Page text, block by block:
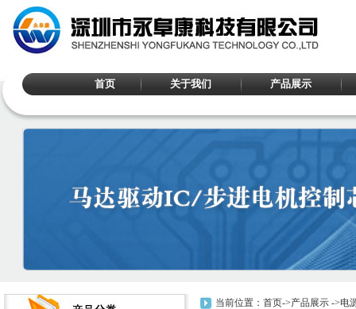
首页 关于我们 产品展示
当前位置： 首页->产品展示 ->电